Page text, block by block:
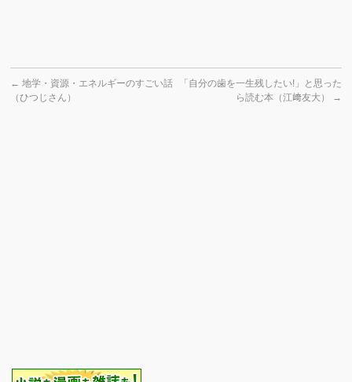
← 地学・資源・エネルギーのすごい話
（ひつじさん）
「自分の歯を一生残したい!」と思った
ら読む本（江﨑友大）
→